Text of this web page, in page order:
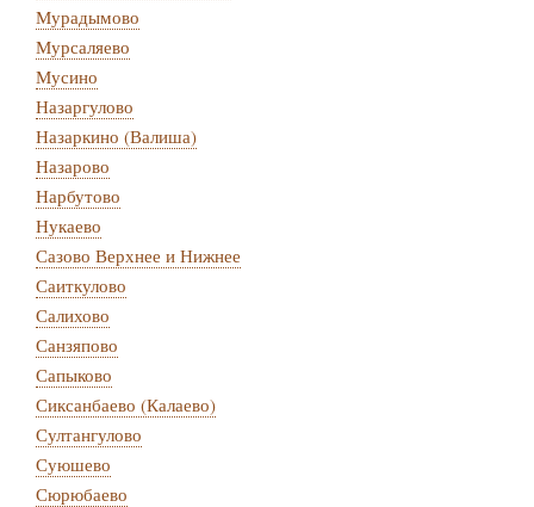
Мурадымово
Мурсаляево
Мусино
Назаргулово
Назаркино (Валиша)
Назарово
Нарбутово
Нукаево
Сазово Верхнее и Нижнее
Саиткулово
Салихово
Санзяпово
Сапыково
Сиксанбаево (Калаево)
Султангулово
Суюшево
Сюрюбаево